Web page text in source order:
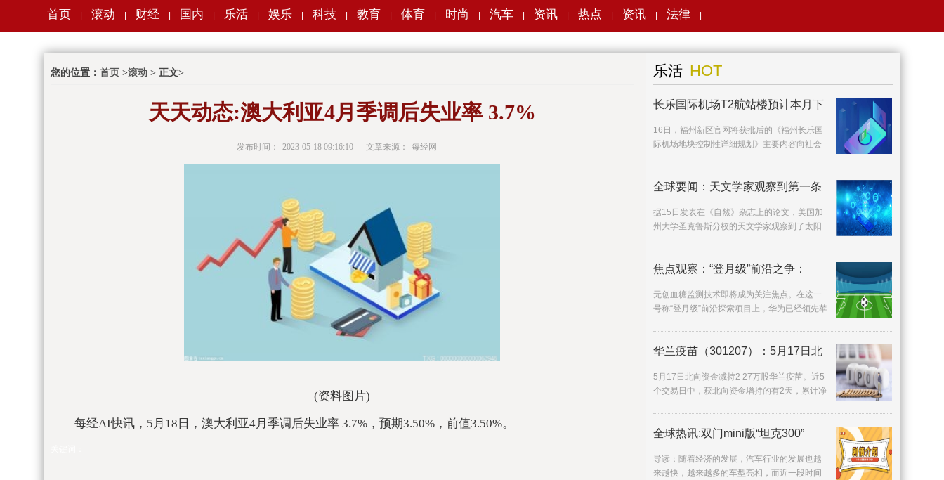
首页 滚动 财经 国内 乐活 娱乐 科技 教育 体育 时尚 汽车 资讯 热点 资讯 法律
您的位置： 首页 >滚动 > 正文>
天天动态:澳大利亚4月季调后失业率 3.7%
发布时间： 2023-05-18 09:16:10 文章来源： 每经网
(资料图片)
每经AI快讯，5月18日，澳大利亚4月季调后失业率 3.7%，预期3.50%，前值3.50%。
乐活 HOT
长乐国际机场T2航站楼预计本月下
16日，福州新区官网将获批后的《福州长乐国
际机场地块控制性详细规划》主要内容向社会
全球要闻：天文学家观察到第一条
据15日发表在《自然》杂志上的论文，美国加
州大学圣克鲁斯分校的天文学家观察到了太阳
焦点观察：“登月级”前沿之争：
无创血糖监测技术即将成为关注焦点。在这一
号称“登月级”前沿探索项目上，华为已经领先苹
华兰疫苗（301207）：5月17日北
5月17日北向资金减持2 27万股华兰疫苗。近5
个交易日中，获北向资金增持的有2天，累计净
全球热讯:双门mini版“坦克300”
导读：随着经济的发展，汽车行业的发展也越
来越快，越来越多的车型亮相，而近一段时间